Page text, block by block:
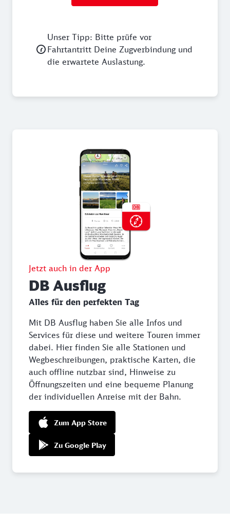
Unser Tipp: Bitte prüfe vor
Fahrtantritt Deine Zugverbindung und
die erwartete Auslastung.
Jetzt auch in der App
DB Ausflug
Alles für den perfekten Tag
Mit DB Ausflug haben Sie alle Infos und
Services für diese und weitere Touren immer
dabei. Hier finden Sie alle Stationen und
Wegbeschreibungen, praktische Karten, die
auch offline nutzbar sind, Hinweise zu
Öffnungszeiten und eine bequeme Planung
der individuellen Anreise mit der Bahn.
Zum App Store
Zu Google Play